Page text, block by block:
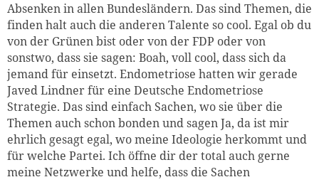
Absenken in allen Bundesländern. Das sind Themen, die
finden halt auch die anderen Talente so cool. Egal ob du
von der Grünen bist oder von der FDP oder von
sonstwo, dass sie sagen: Boah, voll cool, dass sich da
jemand für einsetzt. Endometriose hatten wir gerade
Javed Lindner für eine Deutsche Endometriose
Strategie. Das sind einfach Sachen, wo sie über die
Themen auch schon bonden und sagen Ja, da ist mir
ehrlich gesagt egal, wo meine Ideologie herkommt und
für welche Partei. Ich öffne dir der total auch gerne
meine Netzwerke und helfe, dass die Sachen